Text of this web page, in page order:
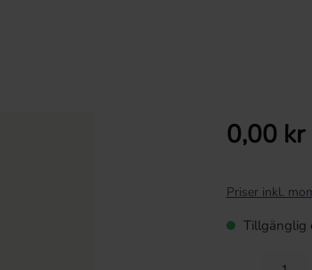
Ordinarie pris:
0,00 kr
Priser inkl.
Tillgänglig